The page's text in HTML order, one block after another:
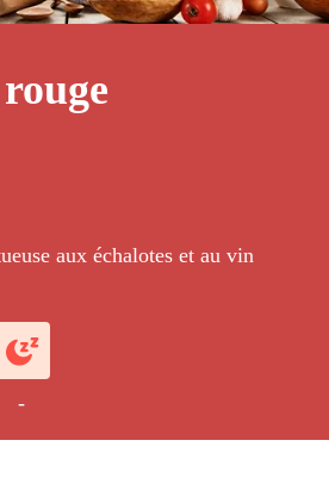
aux échalotes et au vin
-